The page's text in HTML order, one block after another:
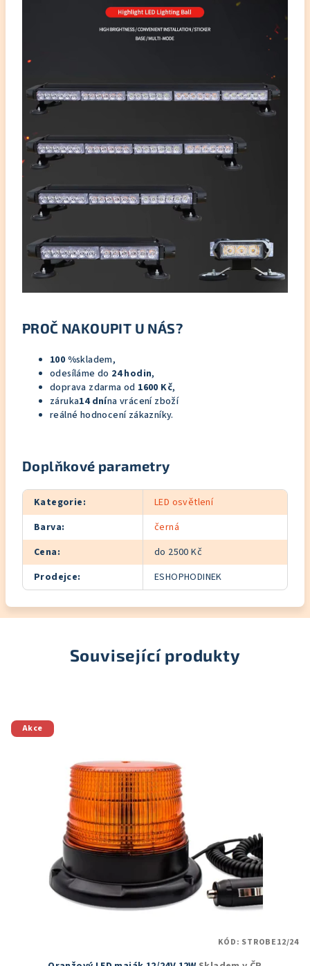
PROČ NAKOUPIT U NÁS?
100 %skladem,
odesíláme do 24 hodin,
doprava zdarma od 1600 Kč,
záruka14 dnína vrácení zboží
reálné hodnocení zákazníky.
Doplňkové parametry
Kategorie:
LED osvětlení
Barva:
černá
Cena:
do 2500 Kč
Prodejce: ESHOPHODINEK
Související produkty
Akce
KÓD: STROBE12/24